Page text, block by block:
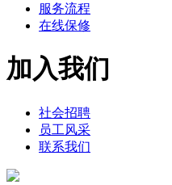
服务流程
在线保修
加入我们
社会招聘
员工风采
联系我们